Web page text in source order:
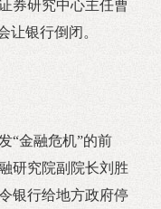
券研究中心主任曹
让银行倒闭。
“金融危机”的前
研究院副院长刘胜
银行给地方政府停